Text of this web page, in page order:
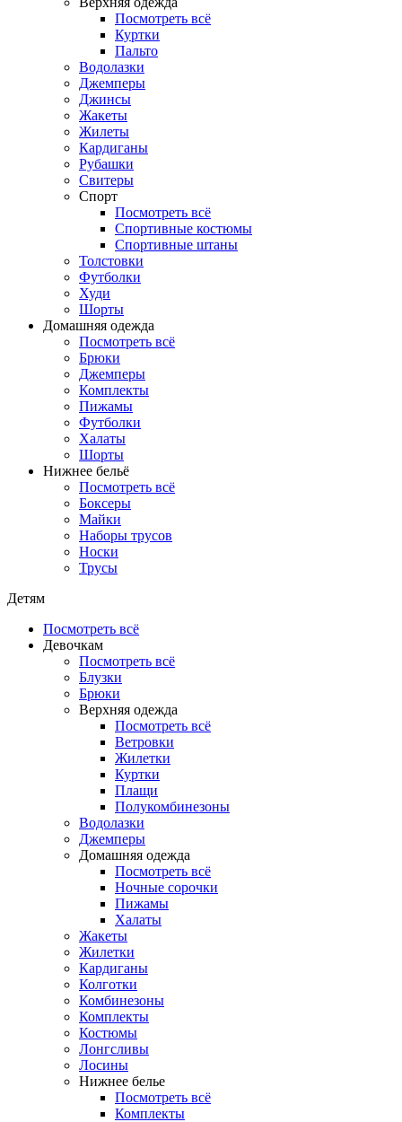
Посмотреть всё
Куртки
Пальто
Водолазки
Джемперы
Джинсы
Жакеты
Жилеты
Кардиганы
Рубашки
Свитеры
Спорт
Посмотреть всё
Спортивные костюмы
Спортивные штаны
Толстовки
Футболки
Худи
Шорты
Домашняя одежда
Посмотреть всё
Брюки
Джемперы
Комплекты
Пижамы
Футболки
Халаты
Шорты
Нижнее бельё
Посмотреть всё
Боксеры
Майки
Наборы трусов
Носки
Трусы
Детям
Посмотреть всё
Девочкам
Посмотреть всё
Блузки
Брюки
Верхняя одежда
Посмотреть всё
Ветровки
Жилетки
Куртки
Плащи
Полукомбинезоны
Водолазки
Джемперы
Домашняя одежда
Посмотреть всё
Ночные сорочки
Пижамы
Халаты
Жакеты
Жилетки
Кардиганы
Колготки
Комбинезоны
Комплекты
Костюмы
Лонгсливы
Лосины
Нижнее белье
Посмотреть всё
Комплекты